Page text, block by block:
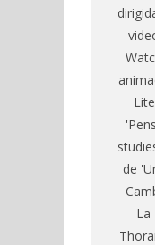
de
La